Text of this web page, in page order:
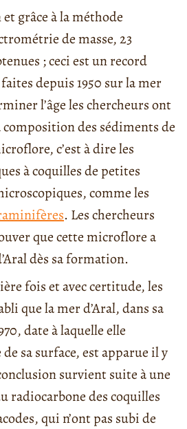
grâce à la méthode
de masse, 23
; ceci est un record
depuis 1950 sur la mer
l’âge les chercheurs ont
des sédiments de
c’est à direles
à coquilles de petites
comme les
. Les chercheurs
que cette microflore a
dès sa formation.
fois et avec certitude, les
que la mer d’Aral, dans sa
date à laquelle elle
sa surface, est apparue il y
survient suite à une
radiocarbone des coquilles
qui n’ont pas subi de